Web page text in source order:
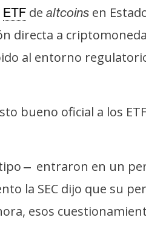
ETF de altcoins en
directa a
al entorno
bueno oficial a los
— entraron en un
la SEC dijo que su
esos